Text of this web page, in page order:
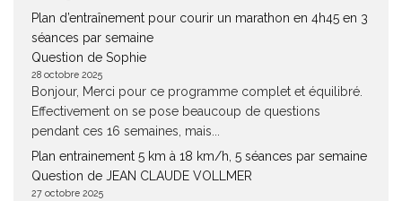
Plan d’entraînement pour courir un marathon en 4h45 en 3
séances par semaine
Question de Sophie
28 octobre 2025
Bonjour, Merci pour ce programme complet et équilibré.
Effectivement on se pose beaucoup de questions
pendant ces 16 semaines, mais...
Plan entrainement 5 km à 18 km/h, 5 séances par semaine
Question de JEAN CLAUDE VOLLMER
27 octobre 2025